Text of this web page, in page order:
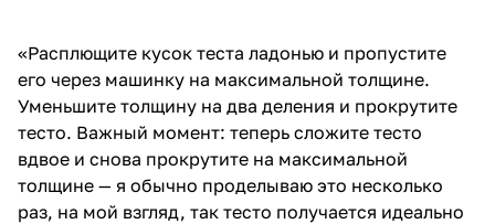
«Расплющите кусок теста ладонью и пропустите
его через машинку на максимальной толщине.
Уменьшите толщину на два деления и прокрутите
тесто. Важный момент: теперь сложите тесто
вдвое и снова прокрутите на максимальной
толщине — я обычно проделываю это несколько
раз, на мой взгляд, так тесто получается идеально